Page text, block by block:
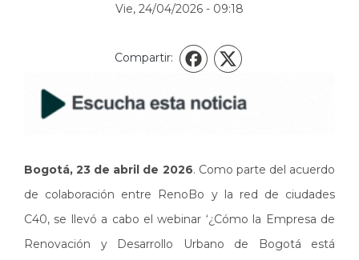
Vie, 24/04/2026 - 09:18
Compartir: Facebook
X
Bogotá, 23 de abril de 2026. Como parte del acuerdo
de colaboración entre RenoBo y la red de ciudades
C40, se llevó a cabo el webinar ‘¿Cómo la Empresa de
Renovación y Desarrollo Urbano de Bogotá está